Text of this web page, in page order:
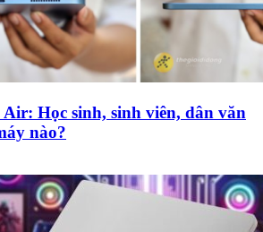
Học sinh, sinh viên, dân văn
nào?